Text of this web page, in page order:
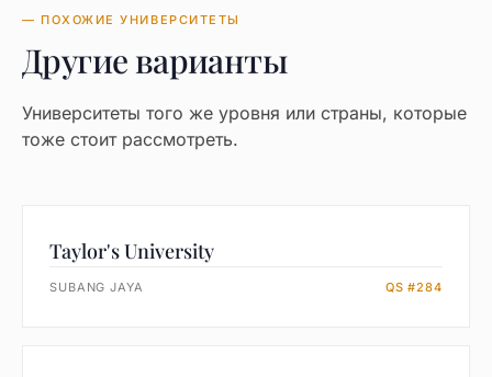
— ПОХОЖИЕ УНИВЕРСИТЕТЫ
Другие варианты
Университеты того же уровня или страны, которые
тоже стоит рассмотреть.
Taylor's University
SUBANG JAYA QS #284